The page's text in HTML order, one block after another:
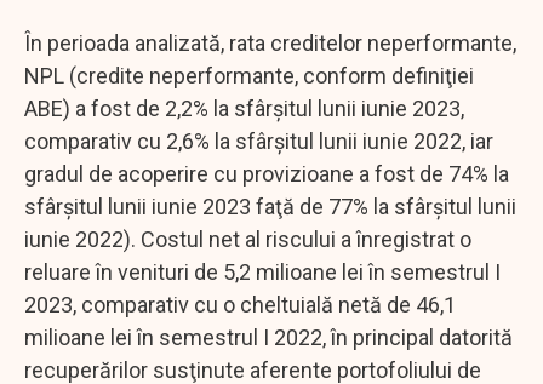
În perioada analizată, rata creditelor neperformante,
NPL (credite neperformante, conform definiţiei
ABE) a fost de 2,2% la sfârşitul lunii iunie 2023,
comparativ cu 2,6% la sfârşitul lunii iunie 2022, iar
gradul de acoperire cu provizioane a fost de 74% la
sfârşitul lunii iunie 2023 faţă de 77% la sfârşitul lunii
iunie 2022). Costul net al riscului a înregistrat o
reluare în venituri de 5,2 milioane lei în semestrul I
2023, comparativ cu o cheltuială netă de 46,1
milioane lei în semestrul I 2022, în principal datorită
recuperărilor susţinute aferente portofoliului de